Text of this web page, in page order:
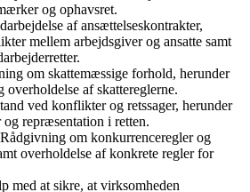
og ophavsret.
af ansættelseskontrakter,
mellem arbejdsgiver og ansatte samt
om skattemæssige forhold, herunder
overholdelse af skattereglerne.
ved konflikter og retssager, herunder
repræsentation i retten.
Rådgivning om konkurrenceregler og
overholdelse af konkrete regler for
med at sikre, at virksomheden